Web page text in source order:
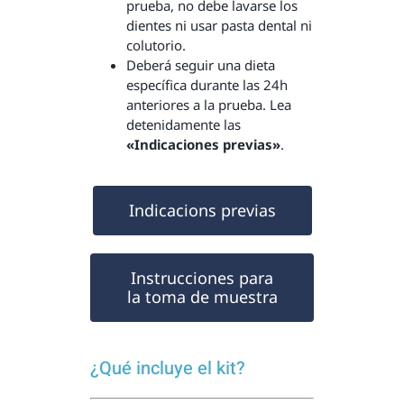
prueba, no debe lavarse los
dientes ni usar pasta dental ni
colutorio.
Deberá seguir una dieta
específica durante las 24h
anteriores a la prueba. Lea
detenidamente las
«Indicaciones previas».
Indicacions previas
Instrucciones para
la toma de muestra
¿Qué incluye el kit?